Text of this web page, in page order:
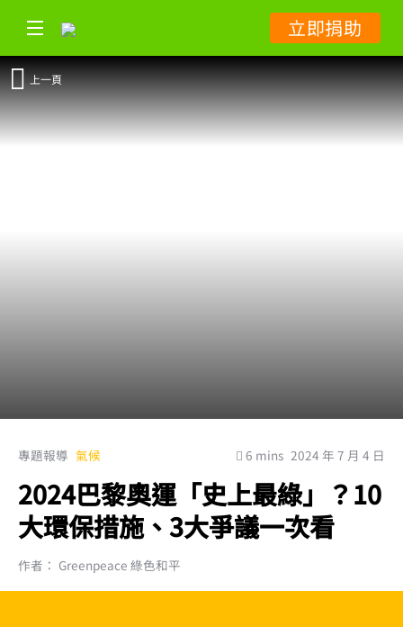
立即捐助
上一頁
專題報導 氣候 6 mins 2024 年 7 月 4 日
2024巴黎奧運「史上最綠」？10
大環保措施、3大爭議一次看
作者： Greenpeace 綠色和平